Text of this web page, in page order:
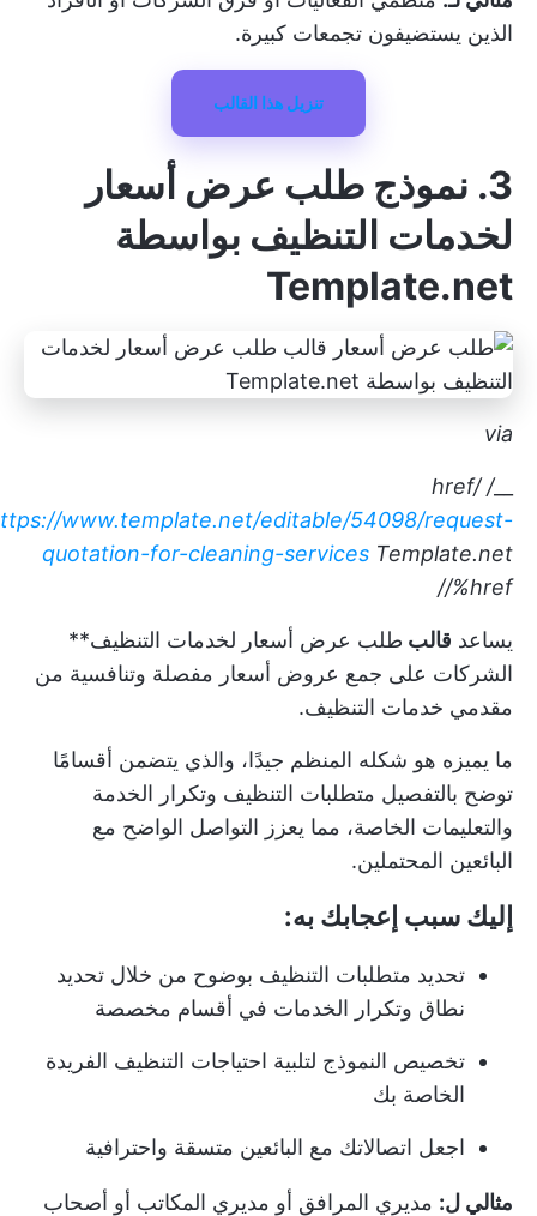
الذين يستضيفون تجمعات كبيرة.
تنزيل هذا القالب
3. نموذج طلب عرض أسعار
لخدمات التنظيف بواسطة
Template.net
via
__
/ href/
www.template.net/editable/54098/request-
quotation-for-cleaning-services Template.net
/%href/
يساعد قالب طلب عرض أسعار لخدمات التنظيف**
الشركات على جمع عروض أسعار مفصلة وتنافسية من
مقدمي خدمات التنظيف.
ما يميزه هو شكله المنظم جيدًا، والذي يتضمن أقسامًا
توضح بالتفصيل متطلبات التنظيف وتكرار الخدمة
والتعليمات الخاصة، مما يعزز التواصل الواضح مع
البائعين المحتملين.
إليك سبب إعجابك به:
تحديد متطلبات التنظيف بوضوح من خلال تحديد
نطاق وتكرار الخدمات في أقسام مخصصة
تخصيص النموذج لتلبية احتياجات التنظيف الفريدة
الخاصة بك
اجعل اتصالاتك مع البائعين متسقة واحترافية
مثالي ل: مديري المرافق أو مديري المكاتب أو أصحاب